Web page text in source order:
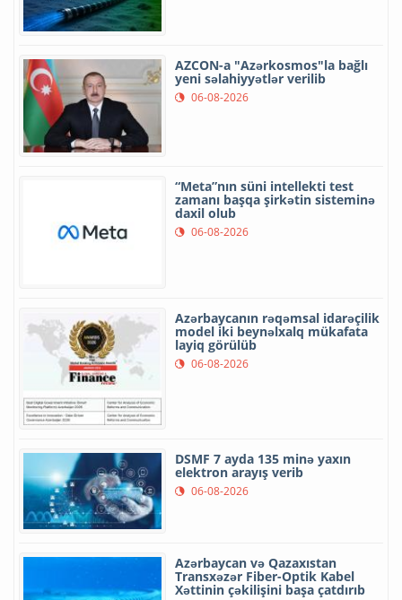
AZCON-a "Azərkosmos"la bağlı
yeni səlahiyyətlər verilib
06-08-2026
“Meta”nın süni intellekti test
zamanı başqa şirkətin sisteminə
daxil olub
06-08-2026
Azərbaycanın rəqəmsal idarəçilik
model iki beynəlxalq mükafata
layiq görülüb
06-08-2026
DSMF 7 ayda 135 minə yaxın
elektron arayış verib
06-08-2026
Azərbaycan və Qazaxıstan
Transxəzər Fiber-Optik Kabel
Xəttinin çəkilişini başa çatdırıb